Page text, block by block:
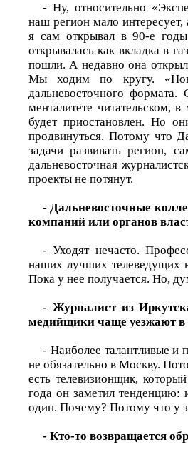
- Ну, относительно
наш регион мало
я сам открывал в 90-е
открывалась как вкладка в
пошли. А недавно она
Мы ходим по кругу.
дальневосточного
менталитете читательском,
будет приостановлен. Но
продвинуться. Потому что
задачи развивать регион,
дальневосточная
проекты не потянут.
- Дальневосточные
компаний или органов
- Уходят нечасто.
наших лучших телеведущих
Пока у нее получается. Но,
- Журналист из
медийщики чаще уезжают в
- Наиболее талантливые и
не обязательно в Москву.
есть телевизионщик,
года он заметил тенденцию:
один. Почему? Потому что у
- Кто-то возвращается